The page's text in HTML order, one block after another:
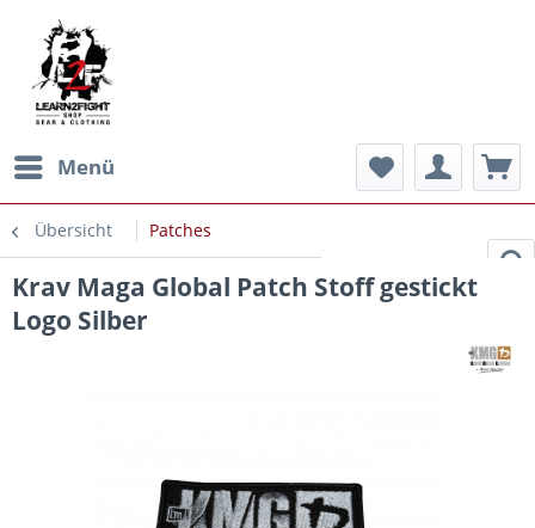
Menü
Übersicht Patches
Krav Maga Global Patch Stoff gestickt
Logo Silber